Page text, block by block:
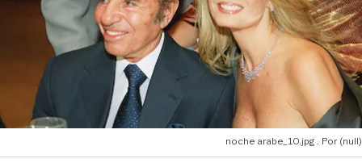
noche arabe_10.jpg (null)